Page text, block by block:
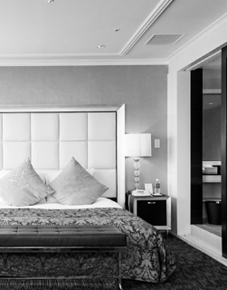
アーキテクチャ